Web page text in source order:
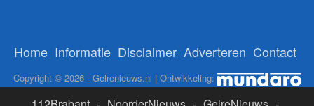
Home Informatie Disclaimer Adverteren Contact
Copyright © 2026 - Gelrenieuws.nl | Ontwikkeling: